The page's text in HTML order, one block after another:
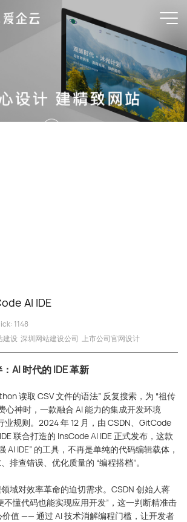
AI IDE
1148
建设 深圳网站建设公司 上市公司官网设计
AI 时代的 IDE 革新
读取 CSV 文件的语法” 反复搜索，为 “祖传
心神时，一款融合 AI 能力的集成开发环境
业规则。2024 年 12 月，由 CSDN、GitCode
联合打造的 InsCode AI IDE 正式发布，这款
AI IDE” 的工具，不再是单纯的代码编辑载体，
排查错误、优化质量的 “编程搭档”。
域对效率革命的迫切需求。CSDN 创始人蒋
不懂代码也能实现应用开发”，这一判断精准击
值 —— 通过 AI 技术消解编程门槛，让开发者